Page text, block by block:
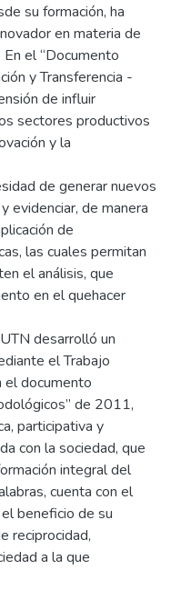
su formación, ha
en materia de
el “Documento
y Transferencia -
de influir
sectores productivos
y la
de generar nuevos
evidenciar, de manera
de
las cuales permitan
el análisis, que
en el quehacer
desarrolló un
el Trabajo
el documento
de 2011,
participativa y
con la sociedad, que
integral del
cuenta con el
beneficio de su
reciprocidad,
a la que